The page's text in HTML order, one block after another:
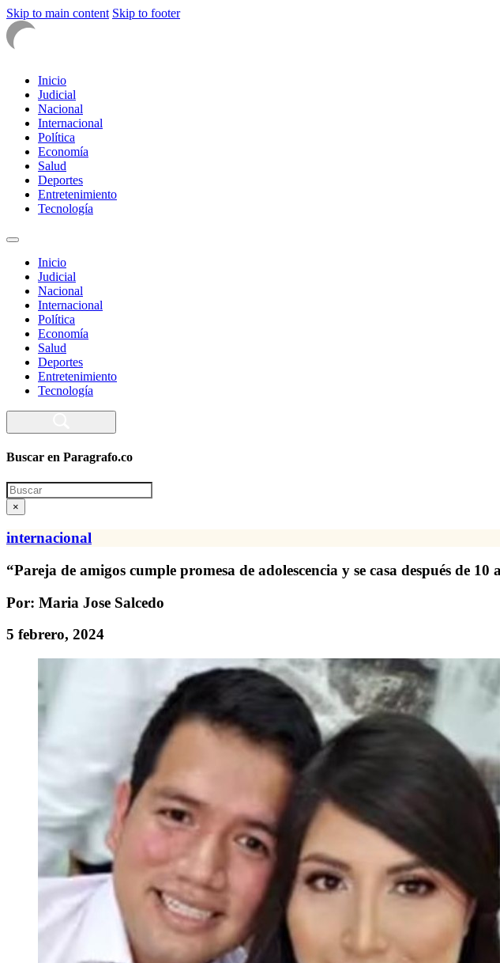
Skip to main content Skip to footer
Inicio
Judicial
Nacional
Internacional
Política
Economía
Salud
Deportes
Entretenimiento
Tecnología
Inicio
Judicial
Nacional
Internacional
Política
Economía
Salud
Deportes
Entretenimiento
Tecnología
Buscar en Paragrafo.co
Search
×
internacional
“Pareja de amigos cumple promesa de adolescencia y se casa después de 10
Por: Maria Jose Salcedo
5 febrero, 2024